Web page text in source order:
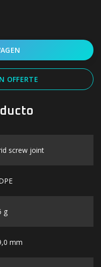
OFFERTE
screw joint
g
mm